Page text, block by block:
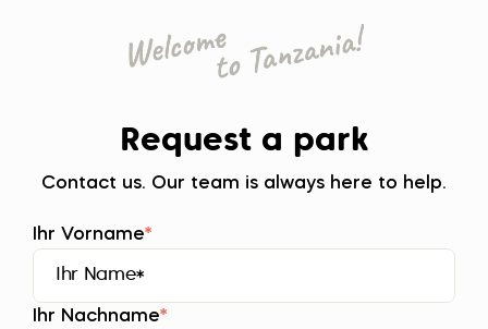
Request a park
Contact us. Our team is always here to help.
Ihr Vorname*
Ihr Nachname*